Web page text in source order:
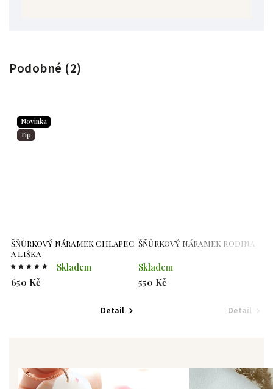
Podobné (2)
Novinka
Tip
ŠŇŮRKOVÝ NÁRAMEK CHLAPEC
A LIŠKA
Skladem
650 Kč
Detail
ŠŇŮRKOVÝ NÁRAMEK RODINA
Skladem
550 Kč
Detail